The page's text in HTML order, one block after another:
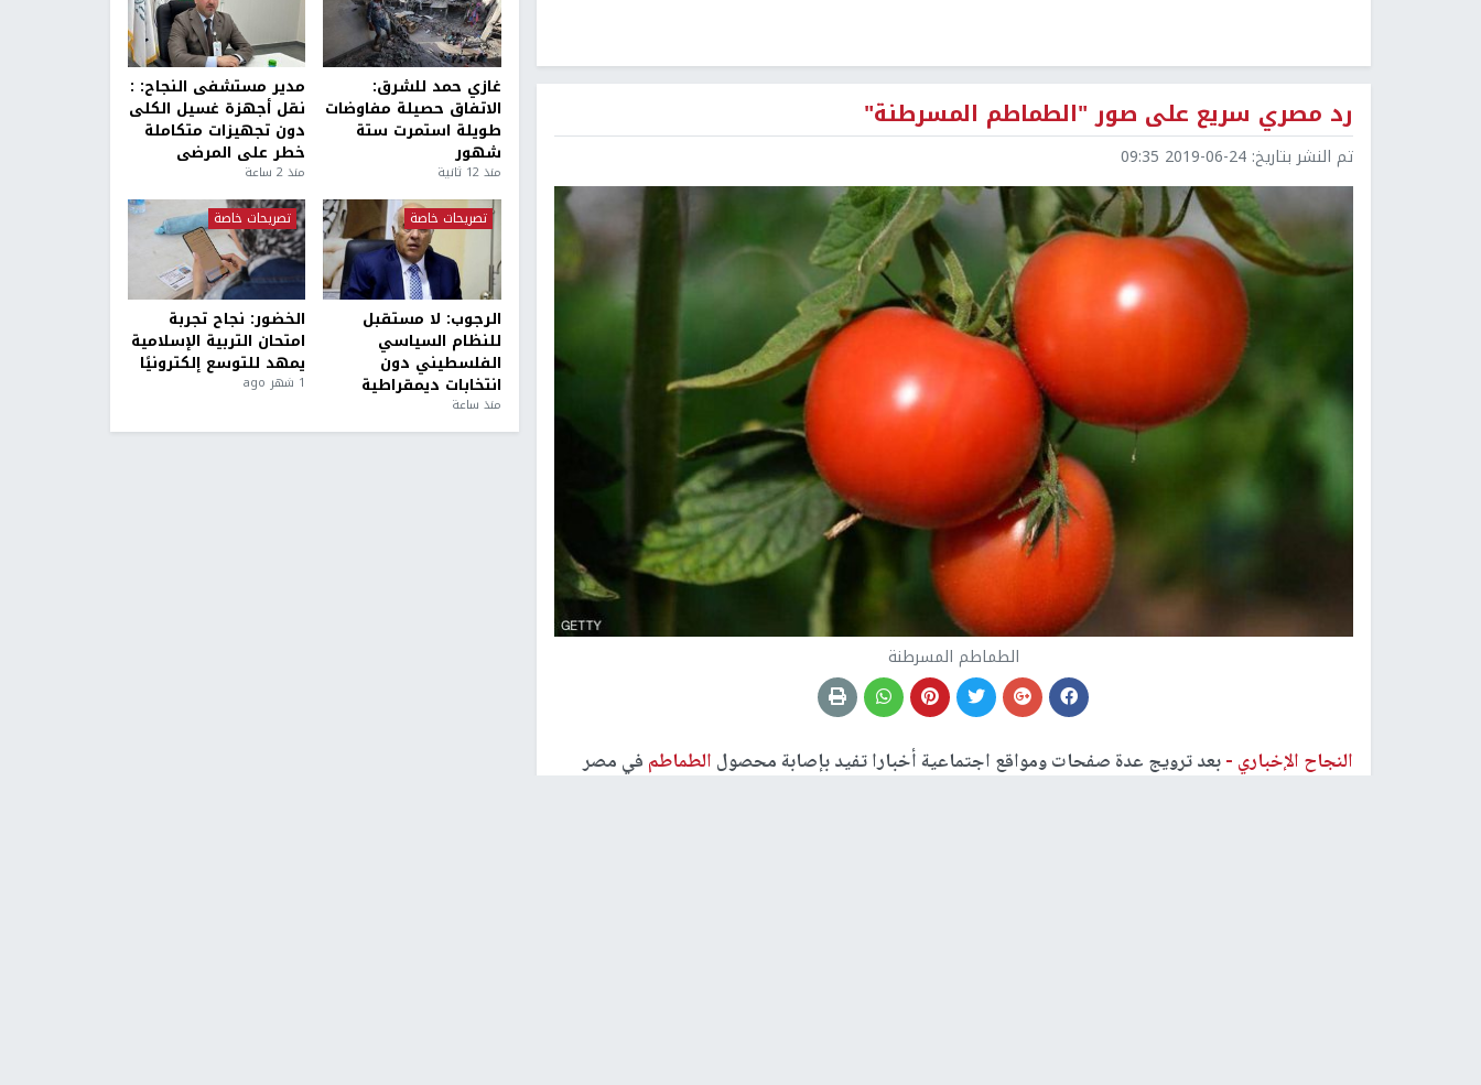
رد مصري سريع على صور "الطماطم المسرطنة"
تم النشر بتاريخ: 2019-06-24 09:35
الطماطم المسرطنة
النجاح الإخباري -بعد ترويج عدة صفحات ومواقع اجتماعية أخبارا تفيد بإصابة محصول الطماطم في مصر
غازي حمد للشرق:
الاتفاق حصيلة مفاوضات
طويلة استمرت ستة
شهور
منذ 12 ثانية
مدير مستشفى النجاح: :
نقل أجهزة غسيل الكلى
دون تجهيزات متكاملة
خطر على المرضى
منذ 2 ساعة
تصريحات خاصة
الرجوب: لا مستقبل
للنظام السياسي
الفلسطيني دون
انتخابات ديمقراطية
منذ ساعة
تصريحات خاصة
الخضور: نجاح تجربة
امتحان التربية الإسلامية
يمهد للتوسع إلكترونيًا
1 شهر ago